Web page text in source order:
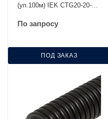
(уп.100м) IEK CTG20-20-
По запросу
ПОД ЗАКАЗ